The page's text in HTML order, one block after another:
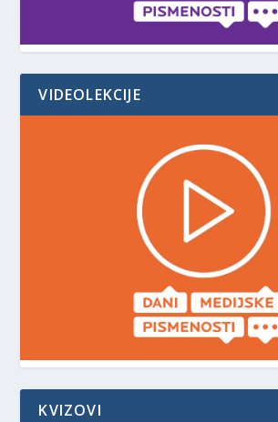
VIDEOLEKCIJE
KVIZOVI